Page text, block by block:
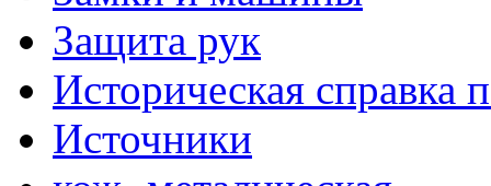
Защита рук
Историческая справка
Источники